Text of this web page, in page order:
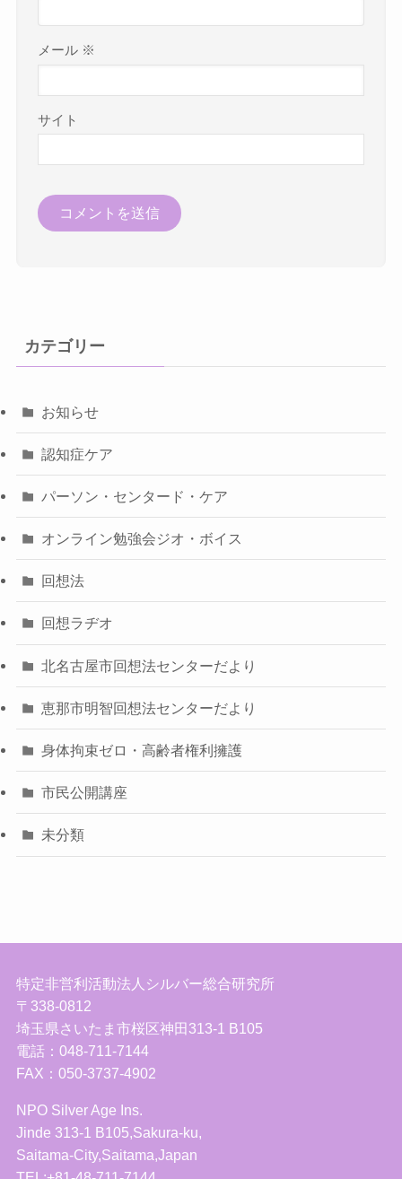
メール ※
サイト
カテゴリー
お知らせ
認知症ケア
パーソン・センタード・ケア
オンライン勉強会ジオ・ボイス
回想法
回想ラヂオ
北名古屋市回想法センターだより
恵那市明智回想法センターだより
身体拘束ゼロ・高齢者権利擁護
市民公開講座
未分類
特定非営利活動法人シルバー総合研究所
〒338-0812
埼玉県さいたま市桜区神田313-1 B105
電話：048-711-7144
FAX：050-3737-4902
NPO Silver Age Ins.
Jinde 313-1 B105,Sakura-ku,
Saitama-City,Saitama,Japan